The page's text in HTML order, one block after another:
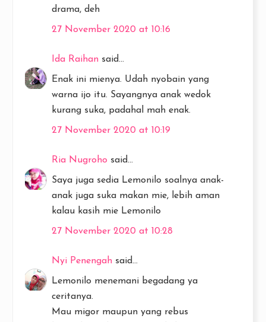
drama, deh
27 November 2020 at 10:16
Ida Raihan said...
Enak ini mienya. Udah nyobain yang
warna ijo itu. Sayangnya anak wedok
kurang suka, padahal mah enak.
27 November 2020 at 10:19
Ria Nugroho said...
Saya juga sedia Lemonilo soalnya anak-
anak juga suka makan mie, lebih aman
kalau kasih mie Lemonilo
27 November 2020 at 10:28
Nyi Penengah said...
Lemonilo menemani begadang ya
ceritanya.
Mau migor maupun yang rebus